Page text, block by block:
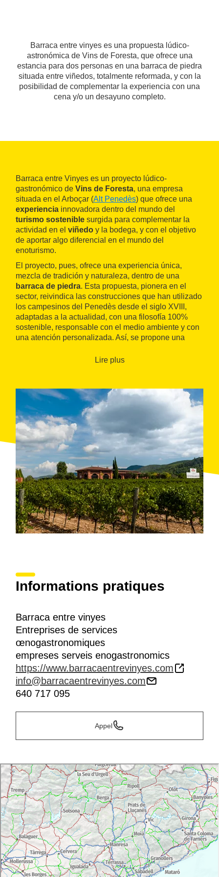
Barraca entre vinyes es una propuesta lúdico-
astronómica de Vins de Foresta, que ofrece una
estancia para dos personas en una barraca de piedra
situada entre viñedos, totalmente reformada, y con la
posibilidad de complementar la experiencia con una
cena y/o un desayuno completo.
Barraca entre Vinyes es un proyecto lúdico-
gastronómico de Vins de Foresta, una empresa
situada en el Arboçar (Alt Penedès) que ofrece una
experiencia innovadora dentro del mundo del
turismo sostenible surgida para complementar la
actividad en el viñedo y la bodega, y con el objetivo
de aportar algo diferencial en el mundo del
enoturismo.
El proyecto, pues, ofrece una experiencia única,
mezcla de tradición y naturaleza, dentro de una
barraca de piedra. Esta propuesta, pionera en el
sector, reivindica las construcciones que han utilizado
los campesinos del Penedès desde el siglo XVIII,
adaptadas a la actualidad, con una filosofía 100%
sostenible, responsable con el medio ambiente y con
una atención personalizada. Así, se propone una
piedra totalmente reformada, con
Lire plus
Informations pratiques
Barraca entre vinyes
Entreprises de services
œnogastronomiques
empreses serveis enogastronomics
https://www.barracaentrevinyes.com
info@barracaentrevinyes.com
640 717 095
Appel